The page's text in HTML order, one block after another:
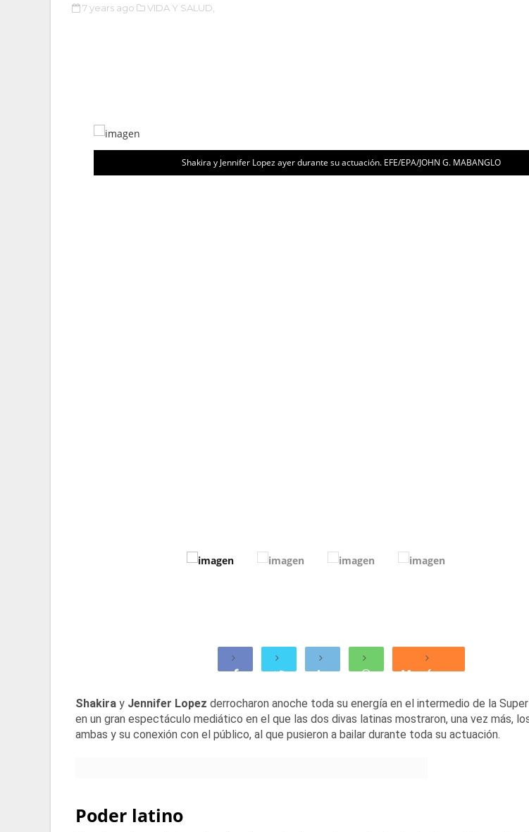
7 years ago VIDA Y SALUD,
Shakira y Jennifer Lopez ayer durante su actuación. EFE/EPA/JOHN G. MABANGLO
Menéame
Shakira y Jennifer Lopez derrocharon anoche toda su energía en el intermedio de la
en un gran espectáculo mediático en el que las dos divas latinas mostraron, una vez más,
ambas y su conexión con el público, al que pusieron a bailar durante toda su actuación.
Poder latino